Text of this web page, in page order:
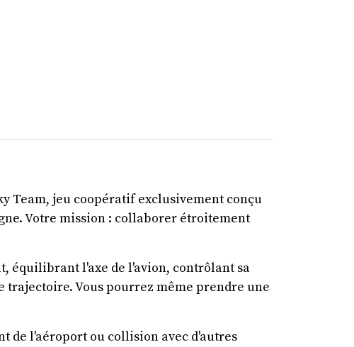
Team, jeu coopératif exclusivement conçu
Votre mission : collaborer étroitement
équilibrant l'axe de l'avion, contrôlant sa
trajectoire. Vous pourrez même prendre une
de l'aéroport ou collision avec d'autres